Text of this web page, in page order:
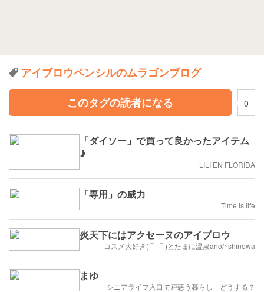
アイブロウペンシルのムラゴンブログ
このタグの読者になる
0
「ダイソー」で買って良かったアイテム
♪
LILI EN FLORIDA
「専用」の威力
Time is life
炎天下にはアクセーヌのアイブロウ
コスメ大好き(⌒‐⌒)とたまに温泉ano/~shinowa
まゆ
シニアライフ入口で戸惑う暮らし どうする？